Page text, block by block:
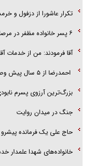
تکرار عاشورا از دزفول و
۶ پسر خانواده مظفر در مرصاد جنگیدند
آقا فرمودند: من از خدمات
احمدرضا از ۵ سال پیش وصیتنامه شهادتش را آماده کرده بود
بزرگ‌ترین آرزوی پسرم
جنگ در میدان روایت
حاج علی یک فرمانده پیشرو
خانواده‌های شهدا علمدار